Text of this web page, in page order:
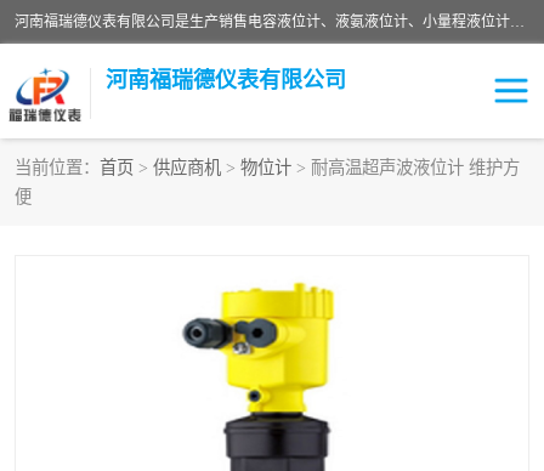
河南福瑞德仪表有限公司是生产销售电容液位计、液氨液位计、小量程液位计定制、智能锅炉水位计、液氮液位计等；并在产品开发、研制的过程中，吸取国内外仪器仪表的技术精华，建立了一支高、精、尖的科研开发队伍，使产品性能不断升级。
河南福瑞德仪表有限公司
当前位置： 首页 > 供应商机 > 物位计 > 耐高温超声波液位计 维护方
便
液氮液位计
液位计传感器定制